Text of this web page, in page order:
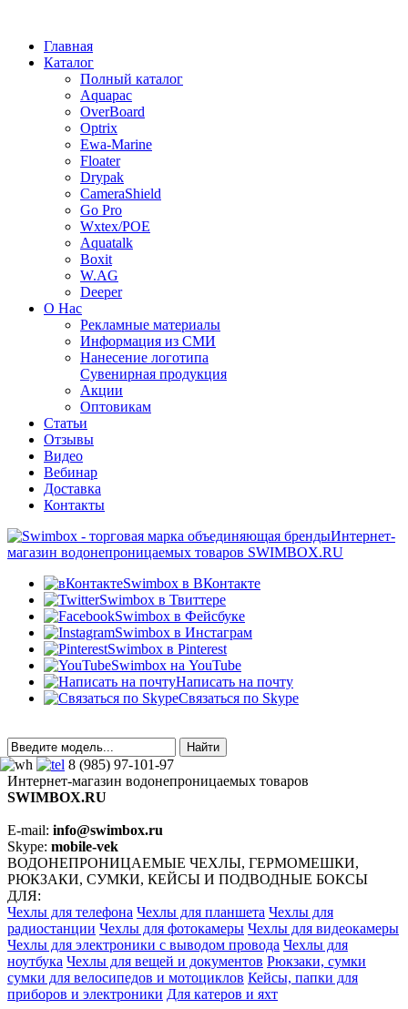
Главная
Каталог
Полный каталог
Aquapac
OverBoard
Optrix
Ewa-Marine
Floater
Drypak
CameraShield
Go Pro
Wxtex/POE
Aquatalk
Boxit
W.AG
Deeper
О Нас
Рекламные материалы
Информация из СМИ
Нанесение логотипа
Сувенирная продукция
Акции
Оптовикам
Статьи
Отзывы
Видео
Вебинар
Доставка
Контакты
Интернет-
магазин водонепроницаемых товаров SWIMBOX.RU
Swimbox в ВКонтакте
Swimbox в Твиттере
Swimbox в Фейсбуке
Swimbox в Инстаграм
Swimbox в Pinterest
Swimbox на YouTube
Написать на почту
Связаться по Skype
8 (985) 97-101-97
Интернет-магазин водонепроницаемых товаров
SWIMBOX.RU
E-mail: info@swimbox.ru
Skype: mobile-vek
ВОДОНЕПРОНИЦАЕМЫЕ ЧЕХЛЫ, ГЕРМОМЕШКИ,
РЮКЗАКИ, СУМКИ, КЕЙСЫ И ПОДВОДНЫЕ БОКСЫ
ДЛЯ:
Чехлы для телефона Чехлы для планшета Чехлы для
радиостанции Чехлы для фотокамеры Чехлы для видеокамеры
Чехлы для электроники с выводом провода Чехлы для
ноутбука Чехлы для вещей и документов Рюкзаки, сумки
сумки для велосипедов и мотоциклов Кейсы, папки для
приборов и электроники Для катеров и яхт